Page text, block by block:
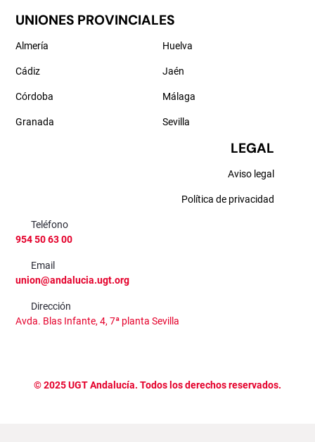
UNIONES PROVINCIALES
Almería
Cádiz
Córdoba
Granada
Huelva
Jaén
Málaga
Sevilla
LEGAL
Aviso legal
Política de privacidad
Teléfono
954 50 63 00
Email
union@andalucia.ugt.org
Dirección
Avda. Blas Infante, 4, 7ª planta Sevilla
©2025UGT Andalucía. Todos los derechos reservados.